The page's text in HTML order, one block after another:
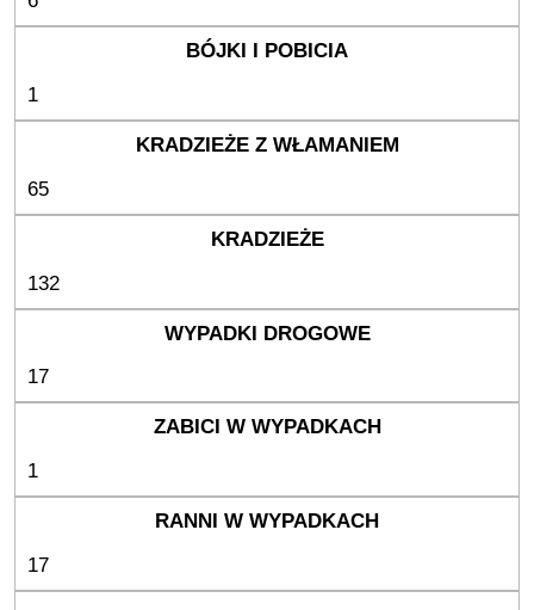
1
65
132
17
1
17